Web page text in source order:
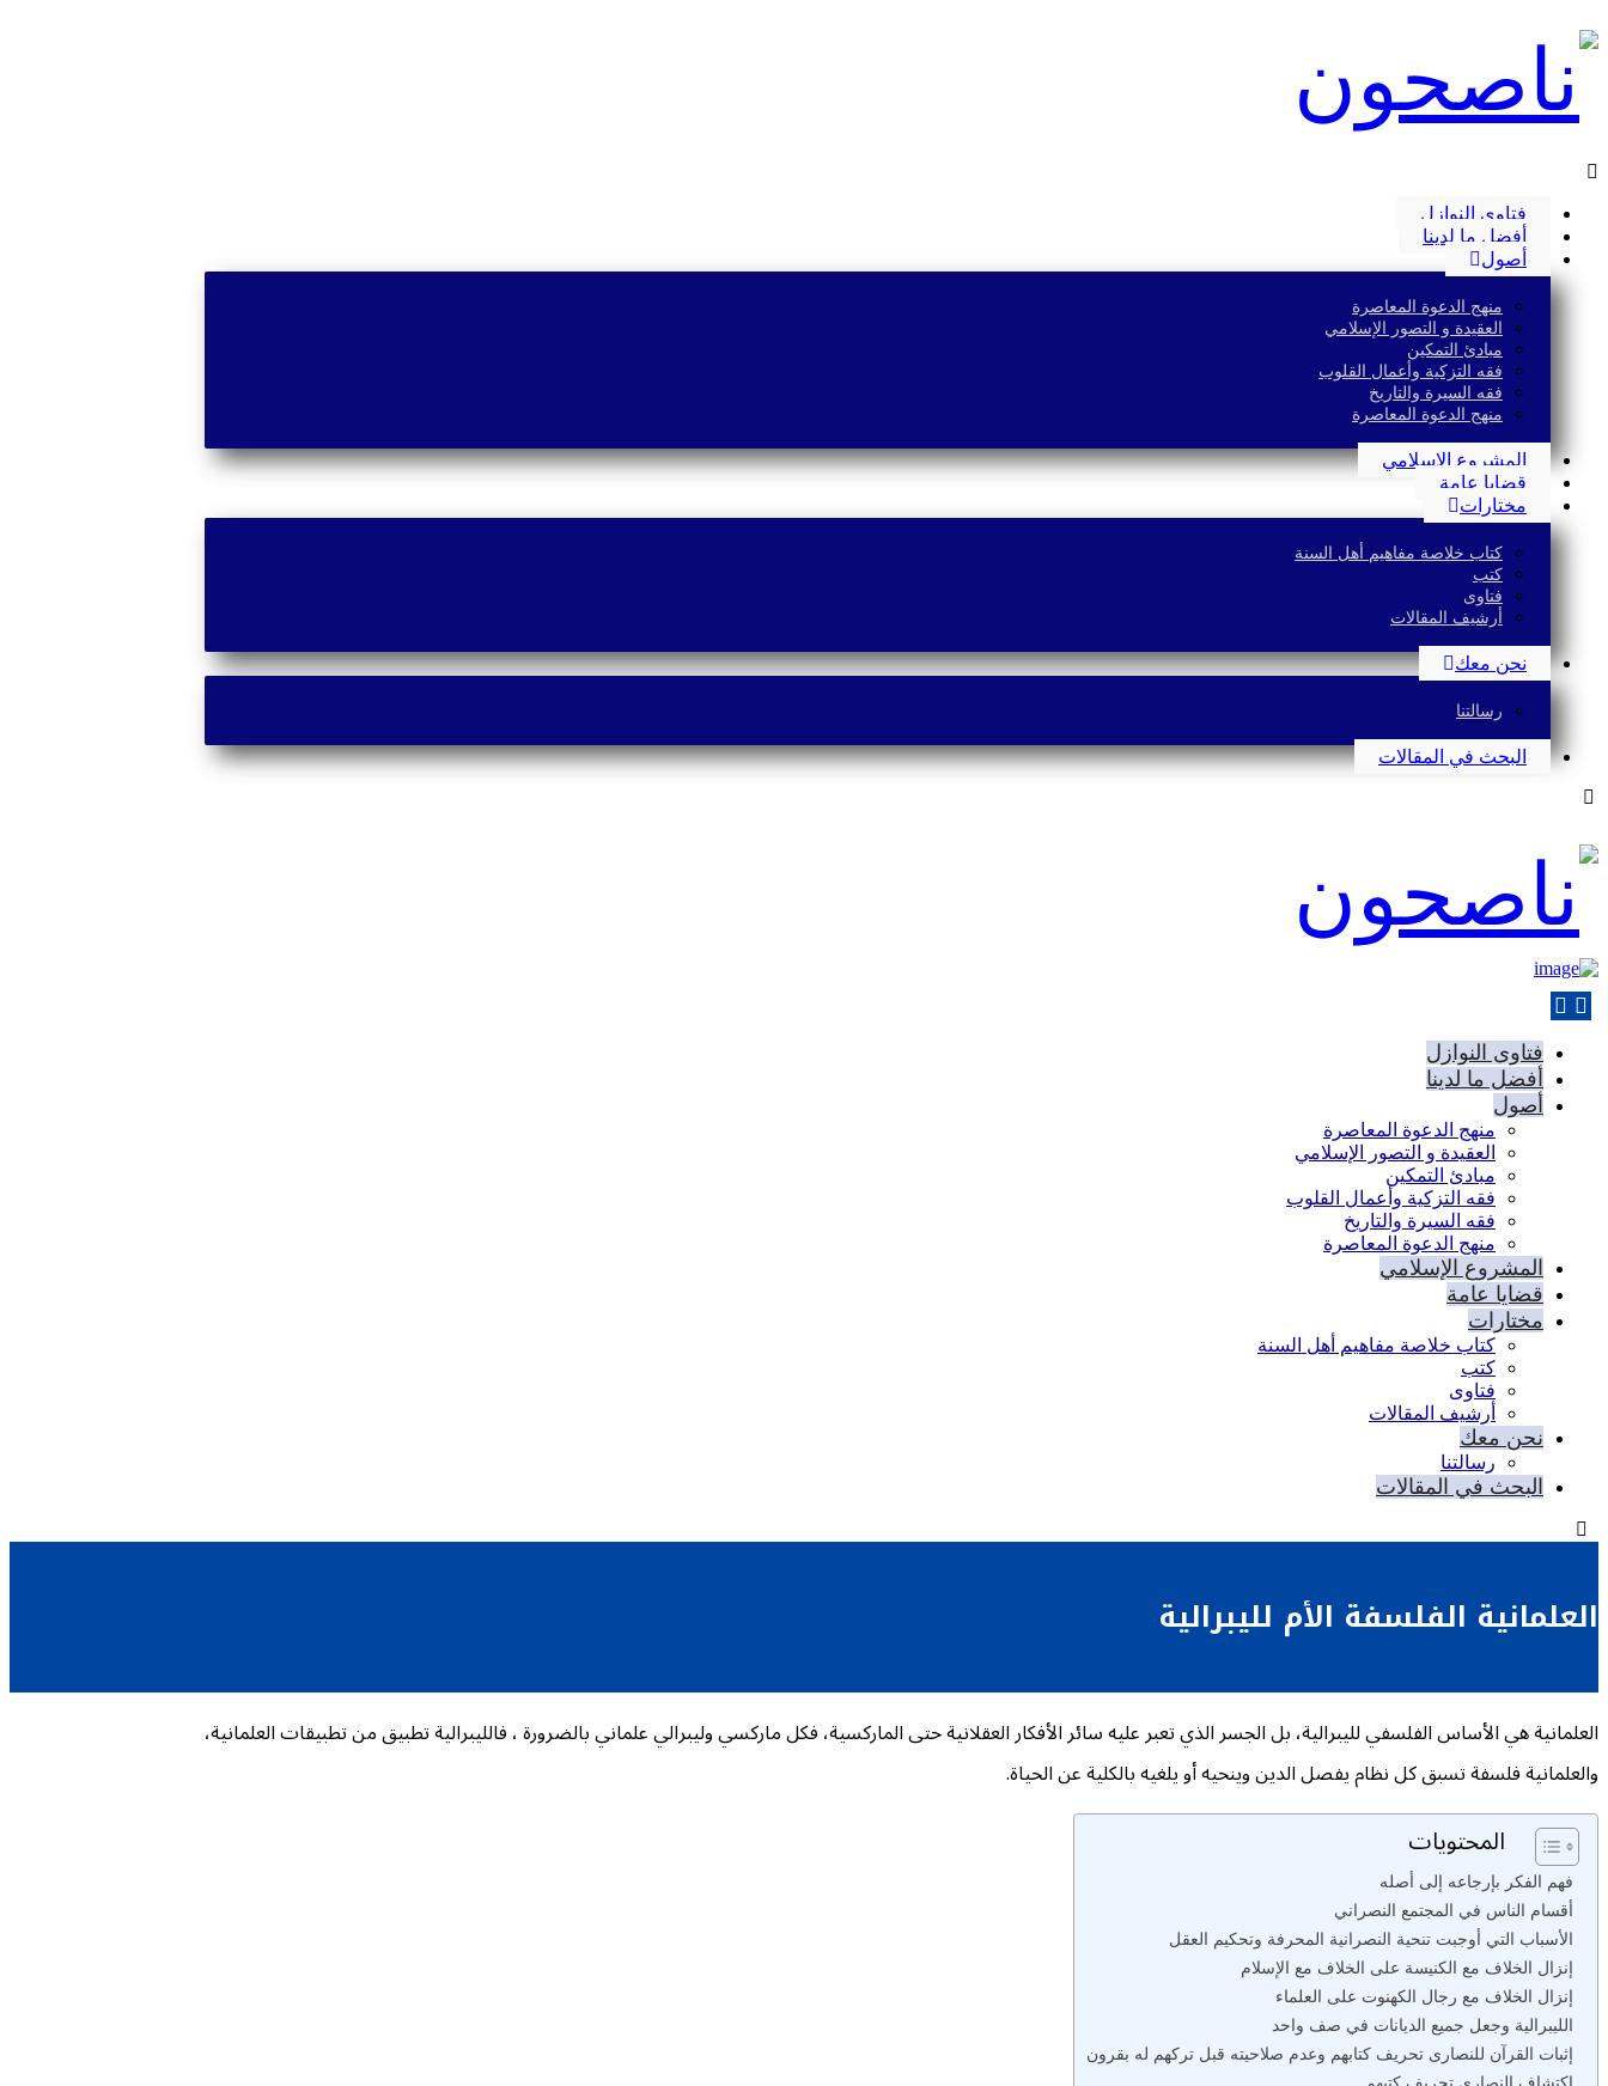
فتاوى النوازل
أفضل ما لدينا
أصول
منهج الدعوة المعاصرة
العقيدة و التصور الإسلامي
مبادئ التمكين
فقه التزكية وأعمال القلوب
فقه السيرة والتاريخ
منهج الدعوة المعاصرة
المشروع الإسلامي
قضايا عامة
مختارات
كتاب خلاصة مفاهيم أهل السنة
كتب
فتاوى
أرشيف المقالات
نحن معك
رسالتنا
البحث في المقالات
فتاوى النوازل
أفضل ما لدينا
أصول
منهج الدعوة المعاصرة
العقيدة و التصور الإسلامي
مبادئ التمكين
فقه التزكية وأعمال القلوب
فقه السيرة والتاريخ
منهج الدعوة المعاصرة
المشروع الإسلامي
قضايا عامة
مختارات
كتاب خلاصة مفاهيم أهل السنة
كتب
فتاوى
أرشيف المقالات
نحن معك
رسالتنا
البحث في المقالات
العلمانية الفلسفة الأم لليبرالية
العلمانية هي الأساس الفلسفي لليبرالية، بل الجسر الذي تعبر عليه سائر الأفكار العقلانية حتى الماركسية، فكل مارکسي وليبرالي علماني بالضرورة ، فالليبرالية تطبيق من تطبيقات العلمانية،
والعلمانية فلسفة تسبق كل نظام يفصل الدين وينحيه أو يلغيه بالكلية عن الحياة.
المحتويات
فهم الفكر بإرجاعه إلى أصله
أقسام الناس في المجتمع النصراني
الأسباب التي أوجبت تنحية النصرانية المحرفة وتحكيم العقل
إنزال الخلاف مع الكنيسة على الخلاف مع الإسلام
إنزال الخلاف مع رجال الكهنوت على العلماء
الليبرالية وجعل جميع الديانات في صف واحد
إثبات القرآن للنصارى تحريف كتابهم وعدم صلاحيته قبل تركهم له بقرون